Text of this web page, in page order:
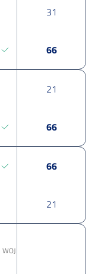
31
66
21
66
66
21
WOJ